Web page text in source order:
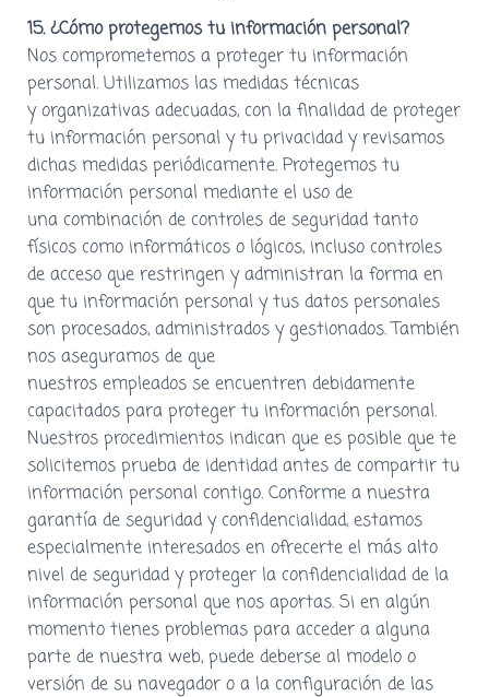
15. ¿Cómo protegemos tu información personal?
Nos comprometemos a proteger tu información
personal. Utilizamos las medidas técnicas
y organizativas adecuadas, con la finalidad de proteger
tu información personal y tu privacidad y revisamos
dichas medidas periódicamente. Protegemos tu
información personal mediante el uso de
una combinación de controles de seguridad tanto
físicos como informáticos o lógicos, incluso controles
de acceso que restringen y administran la forma en
que tu información personal y tus datos personales
son procesados, administrados y gestionados. También
nos aseguramos de que
nuestros empleados se encuentren debidamente
capacitados para proteger tu información personal.
Nuestros procedimientos indican que es posible que te
solicitemos prueba de identidad antes de compartir tu
información personal contigo. Conforme a nuestra
garantía de seguridad y confidencialidad, estamos
especialmente interesados en ofrecerte el más alto
nivel de seguridad y proteger la confidencialidad de la
información personal que nos aportas. Si en algún
momento tienes problemas para acceder a alguna
parte de nuestra web, puede deberse al modelo o
versión de su navegador o a la configuración de las